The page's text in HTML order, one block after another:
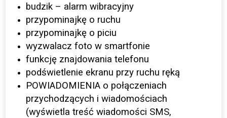
budzik – alarm wibracyjny
przypominajkę o ruchu
przypominajkę o piciu
wyzwalacz foto w smartfonie
funkcję znajdowania telefonu
podświetlenie ekranu przy ruchu ręką
POWIADOMIENIA o połączeniach
przychodzących i wiadomościach
(wyświetla treść wiadomości SMS,